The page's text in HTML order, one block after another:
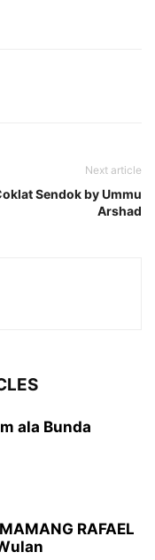
Next article
Sendok by Ummu
Arshad
ala Bunda
RAFAEL